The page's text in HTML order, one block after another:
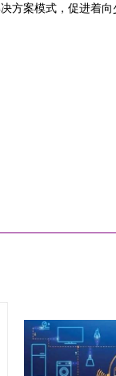
方案模式，促进着